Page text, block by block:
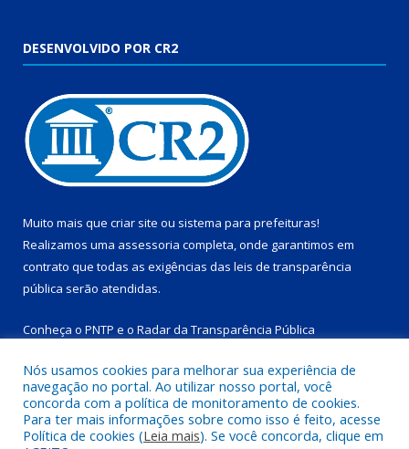
DESENVOLVIDO POR CR2
Muito mais que criar site ou sistema para prefeituras!
Realizamos uma assessoria completa, onde garantimos em
contrato que todas as exigências das leis de transparência
pública serão atendidas.
Conheça o PNTP e o Radar da Transparência Pública
Todos os direitos reservados a Prefeitura Municipal de
Salinópolis.
Nós usamos cookies para melhorar sua experiência de
navegação no portal. Ao utilizar nosso portal, você
concorda com a política de monitoramento de cookies.
Para ter mais informações sobre como isso é feito, acesse
Política de cookies (Leia mais). Se você concorda, clique em